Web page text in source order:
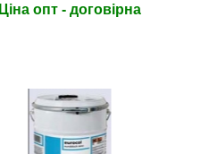
Ціна опт - договірна